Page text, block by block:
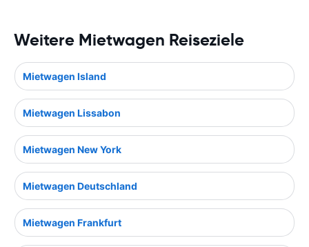
Weitere Mietwagen Reiseziele
Mietwagen Island
Mietwagen Lissabon
Mietwagen New York
Mietwagen Deutschland
Mietwagen Frankfurt